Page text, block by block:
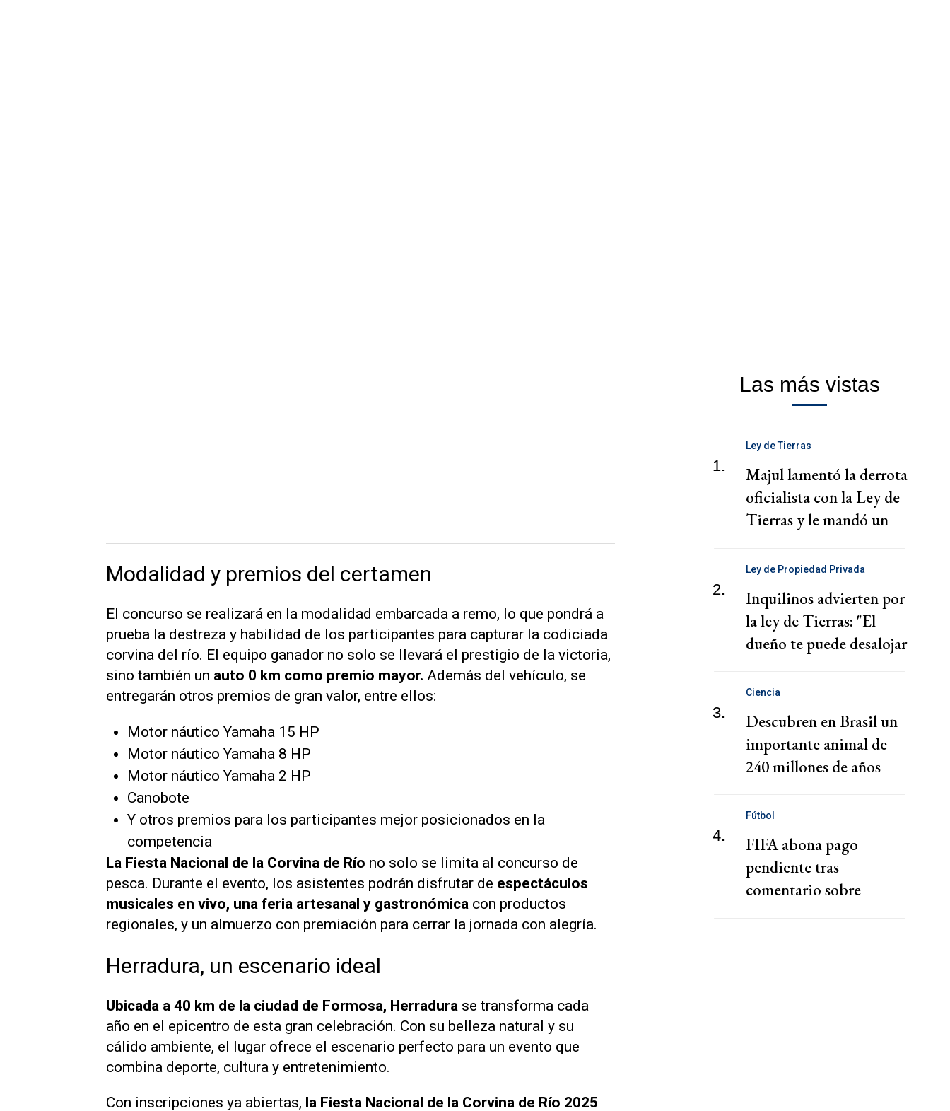
Modalidad y premios del certamen
El concurso se realizará en la modalidad embarcada a remo, lo que pondrá a
prueba la destreza y habilidad de los participantes para capturar la codiciada
corvina del río. El equipo ganador no solo se llevará el prestigio de la victoria,
sino también un auto 0 km como premio mayor. Además del vehículo, se
entregarán otros premios de gran valor, entre ellos:
Motor náutico Yamaha 15 HP
Motor náutico Yamaha 8 HP
Motor náutico Yamaha 2 HP
Canobote
Y otros premios para los participantes mejor posicionados en la
competencia
La Fiesta Nacional de la Corvina de Río no solo se limita al concurso de
pesca. Durante el evento, los asistentes podrán disfrutar de espectáculos
musicales en vivo, una feria artesanal y gastronómica con productos
regionales, y un almuerzo con premiación para cerrar la jornada con alegría.
Herradura, un escenario ideal
Ubicada a 40 km de la ciudad de Formosa, Herradura se transforma cada
año en el epicentro de esta gran celebración. Con su belleza natural y su
cálido ambiente, el lugar ofrece el escenario perfecto para un evento que
combina deporte, cultura y entretenimiento.
Con inscripciones ya abiertas, la Fiesta Nacional de la Corvina de Río 2025
Las más vistas
1.
Ley de Tierras
Majul lamentó la derrota
oficialista con la Ley de
Tierras y le mandó un
2.
Ley de Propiedad Privada
Inquilinos advierten por
la ley de Tierras: "El
dueño te puede desalojar
3.
Ciencia
Descubren en Brasil un
importante animal de
240 millones de años
4.
Fútbol
FIFA abona pago
pendiente tras
comentario sobre